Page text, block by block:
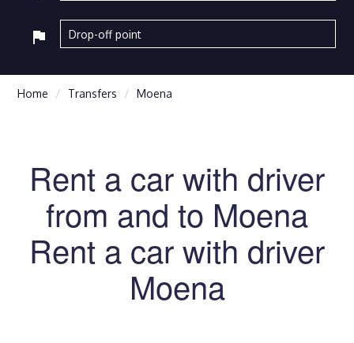
flag
Home Transfers Moena
Rent a car with driver
from and to Moena
Rent a car with driver
Moena